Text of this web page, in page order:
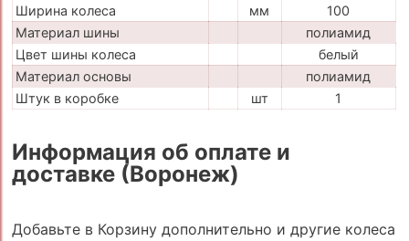
Ширина колеса
мм
100
Материал шины
полиамид
Цвет шины колеса
белый
Материал основы
полиамид
Штук в коробке
шт 1
Информация об оплате и
доставке (Воронеж)
Добавьте в Корзину дополнительно и другие колеса